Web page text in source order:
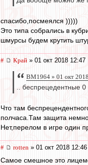
спасибо,посмеялся )))))
Это типа собрались в
шмурсы будем крутить
# Край » 01 окт 2018 12:47
BM1964 » 01 окт
.. беспрецедентные 0
Что там
полчаса.Там защита
Нет,перелом в игре один
# rotten » 01 окт 2018 12:46
Самое смешное это